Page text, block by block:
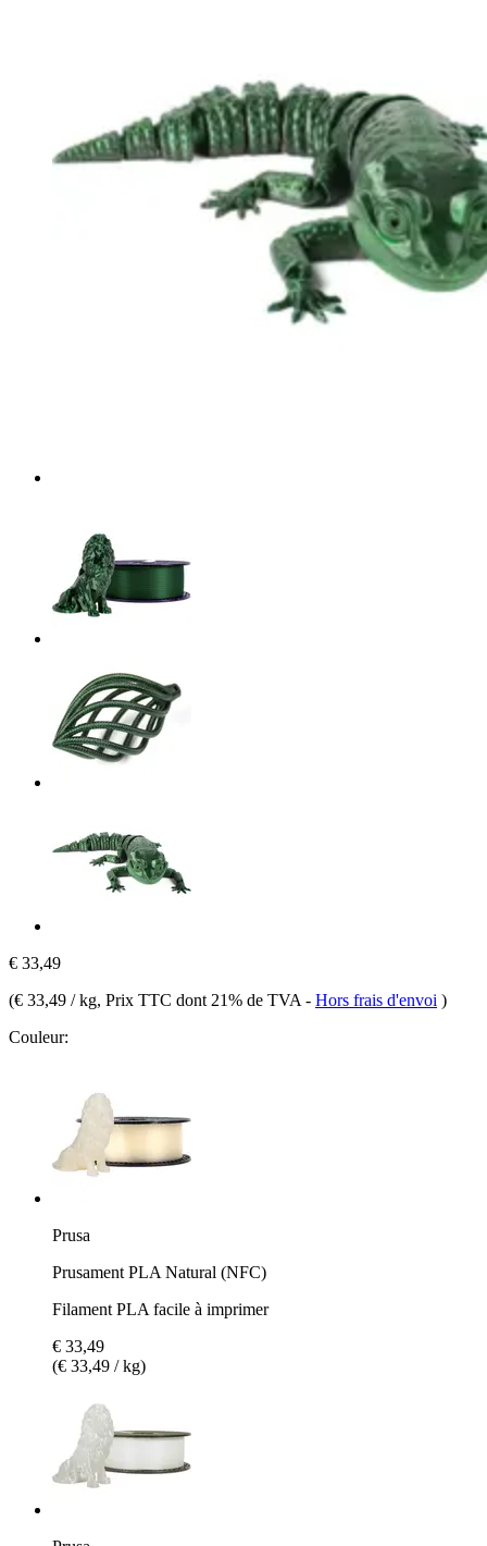
€ 33,49
(€ 33,49 / kg, Prix TTC dont 21% de TVA - Hors frais d'envoi )
Couleur:
Prusa
Prusament PLA Natural (NFC)
Filament PLA facile à imprimer
€ 33,49
(€ 33,49 / kg)